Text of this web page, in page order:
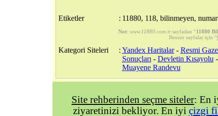
Etiketler : 11880, 118, bilinmeyen,
Not: www.11880.com.trsayfadan “11880
Benzer sayfalar için “
Kategori Siteleri : Yandex Haritalar- Resmi
Sonuçları - Devletin Kısayolu
Muayene Randevu
Site rehberinden seçme siteler: En
ziyaretinizi bekliyor. En iyi çizgi